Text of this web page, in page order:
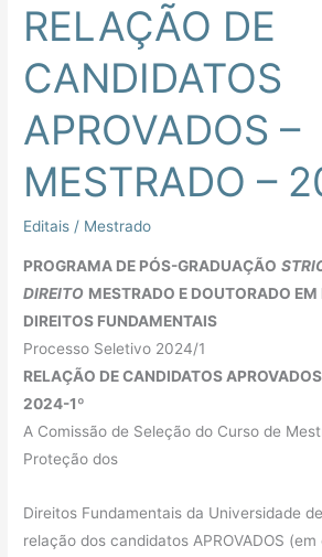
RELAÇÃO DE
CANDIDATOS
APROVADOS –
MESTRADO –
Editais / Mestrado
PROGRAMA DE PÓS-GRADUAÇÃO
DIREITO MESTRADO E DOUTORADO
DIREITOS FUNDAMENTAIS
Processo Seletivo 2024/1
RELAÇÃO DE CANDIDATOS
2024-1º
A Comissão de Seleção do Curso de
Proteção dos
Direitos Fundamentais da Universidade
relação dos candidatos APROVADOS